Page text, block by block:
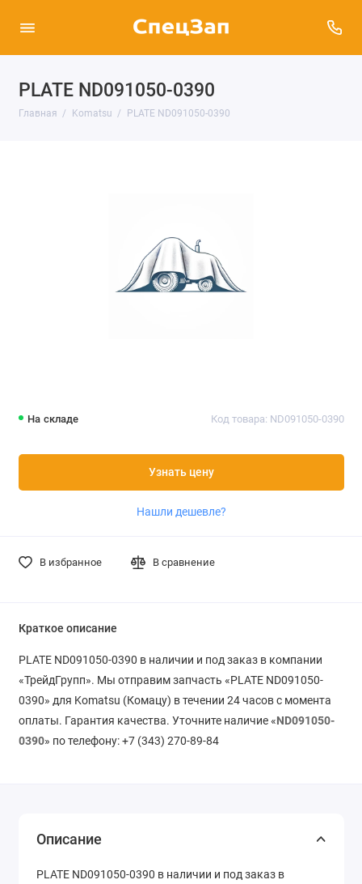
PLATE ND091050-0390
Главная Komatsu PLATE ND091050-0390
На складе Код товара: ND091050-0390
Узнать цену
Нашли дешевле?
В избранное В сравнение
Краткое описание
PLATE ND091050-0390 в наличии и под заказ в компании
«ТрейдГрупп». Мы отправим запчасть «PLATE ND091050-
0390» для Komatsu (Комацу) в течении 24 часов с момента
оплаты. Гарантия качества. Уточните наличие «ND091050-
0390» по телефону: +7 (343) 270-89-84
Описание
PLATE ND091050-0390 в наличии и под заказ в